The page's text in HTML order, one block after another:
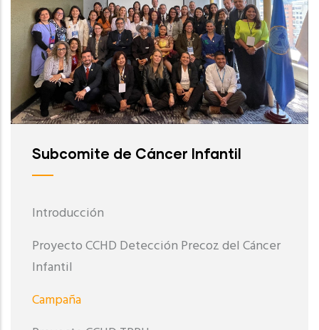
Subcomite de Cáncer Infantil
Introducción
Proyecto CCHD Detección Precoz del Cáncer
Infantil
Campaña